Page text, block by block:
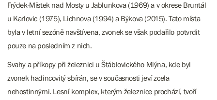
Frýdek-Místek nad Mosty u Jablunkova (1969) a v okrese Bruntál
u Karlovic (1975), Lichnova (1994) a Býkova (2015). Tato místa
byla v letní sezóně navštívena, zvonek se však podařilo potvrdit
pouze na posledním z nich.
Svahy a příkopy při železnici u Štáblovického Mlýna, kde byl
zvonek hadincovitý sbírán, se v současnosti jeví zcela
nehostinnými. Lesní komplex, kterým železnice prochází, tvoří